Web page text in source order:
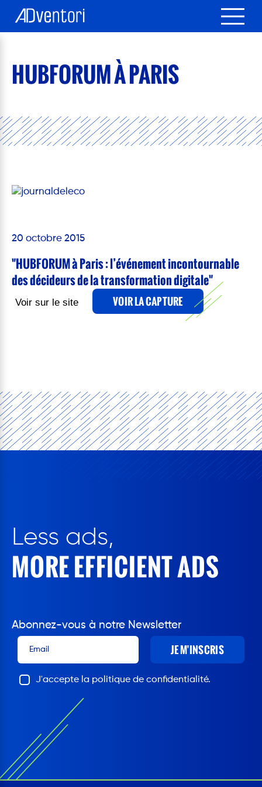
HUBFORUM À PARIS
20 octobre 2015
"HUBFORUM à Paris : l’événement incontournable
des décideurs de la transformation digitale"
Voir sur le site VOIR LA CAPTURE
Less ads,
MORE EFFICIENT ADS
Abonnez-vous à notre Newsletter
JE M'INSCRIS
J'accepte la politique de confidentialité.